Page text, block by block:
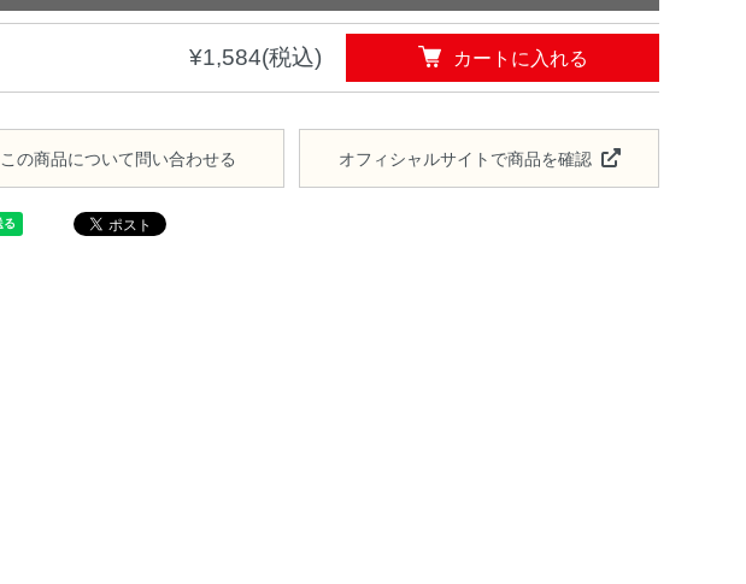
¥1,584(税込) カートに入れる
この商品について問い合わせる オフィシャルサイトで商品を確認